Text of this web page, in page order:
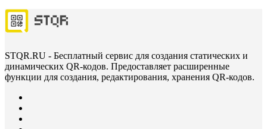
STQR.RU - Бесплатный сервис для создания статических и
динамических QR-кодов. Предоставляет расширенные
функции для создания, редактирования, хранения QR-кодов.